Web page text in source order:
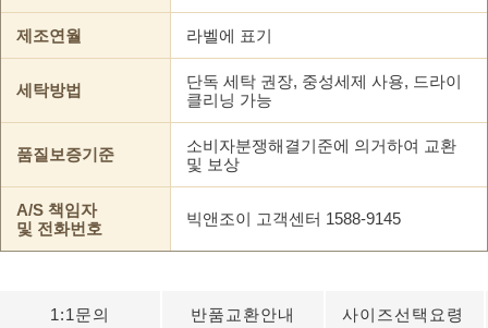
제조연월 라벨에 표기
세탁방법
단독 세탁 권장, 중성세제 사용, 드라이
클리닝 가능
품질보증기준
소비자분쟁해결기준에 의거하여 교환
및 보상
A/S 책임자
및 전화번호
빅앤조이 고객센터 1588-9145
1:1문의 반품교환안내 사이즈선택요령